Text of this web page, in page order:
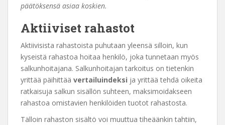
päätöksensä asiaa koskien.
Aktiiviset rahastot
Aktiivisista rahastoista puhutaan yleensä silloin, kun
kyseistä rahastoa hoitaa henkilö, joka tunnetaan myös
salkunhoitajana. Salkunhoitajan tarkoitus on tietenkin
yrittää päihittää vertailuindeksi ja yrittää tehdä oikeita
ratkaisuja salkun sisällön suhteen, maksimoidakseen
rahastoa omistavien henkilöiden tuotot rahastosta.
Tälloin rahaston sisältö voi muuttua tiheäänkin tahtiin,